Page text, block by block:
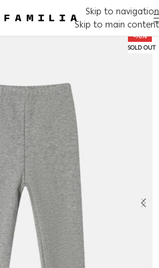
Skip to navigation
Skip to main content
-70%
SOLD OUT